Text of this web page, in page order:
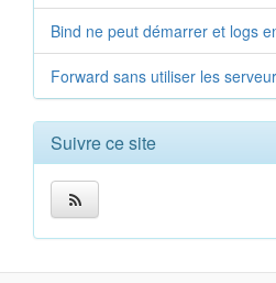
Bind ne peut démarrer et logs
Forward sans utiliser les
Suivre ce site